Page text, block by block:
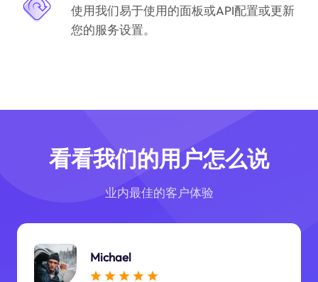
使用我们易于使用的面板或API配置或更新
您的服务设置。
看看我们的用户怎么说
业内最佳的客户体验
Michael